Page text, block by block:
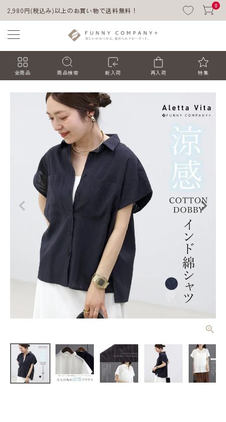
2,980円(税込み)以上のお買い物で送料無料！
0
全商品 商品検索 新入荷 再入荷 特集
ACCOUNT MENU
ようこそ ゲスト 様
ログイン 会員登録
コットンドビ
ー両ポケフレ
可/ma1.5】